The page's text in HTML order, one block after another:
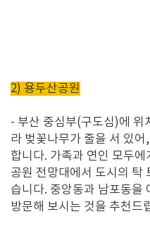
2) 용두산공원
- 부산 중심부(구도심)에 위
라 벚꽃나무가 줄을 서 있어 ,
합니다. 가족과 연인 모두
공원 전망대에서 도시의 탁
습니다. 중앙동과 남포동을
방문해 보시는 것을 추천드